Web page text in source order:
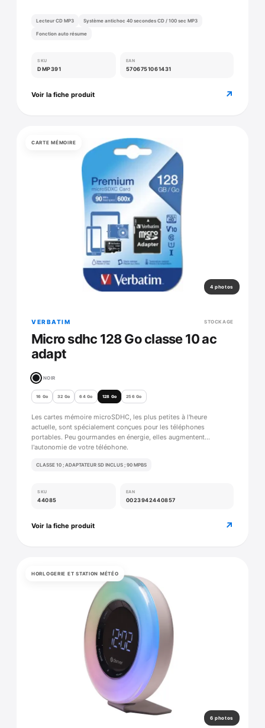
Lecteur CD MP3 Système antichoc 40 secondes CD / 100 sec MP3
Fonction auto résume
SKU
DMP391
EAN
5706751061431
Voir la fiche produit ↗
CARTE MÉMOIRE
4 photos
VERBATIM STOCKAGE
Micro sdhc 128 Go classe 10 ac
adapt
NOIR
16 Go 32 Go 64 Go 128 Go 256 Go
Les cartes mémoire microSDHC, les plus petites à l'heure
actuelle, sont spécialement conçues pour les téléphones
portables. Peu gourmandes en énergie, elles augmentent
l'autonomie de votre téléphone.
CLASSE 10 ; ADAPTATEUR SD INCLUS ; 90 MPBS
SKU
44085
EAN
0023942440857
Voir la fiche produit ↗
HORLOGERIE ET STATION MÉTÉO
6 photos